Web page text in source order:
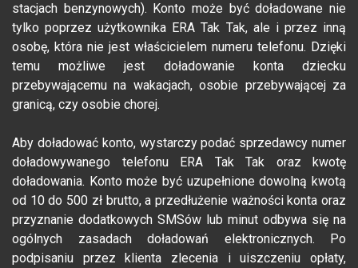
stacjach benzynowych). Konto może być doładowane nie
tylko poprzez użytkownika ERA Tak Tak, ale i przez inną
osobę, która nie jest właścicielem numeru telefonu. Dzięki
temu możliwe jest doładowanie konta dziecku
przebywającemu na wakacjach, osobie przebywającej za
granicą, czy osobie chorej.
Aby doładować konto, wystarczy podać sprzedawcy numer
doładowywanego telefonu ERA Tak Tak oraz kwotę
doładowania. Konto może być uzupełnione dowolną kwotą
od 10 do 500 zł brutto, a przedłużenie ważności konta oraz
przyznanie dodatkowych SMSów lub minut odbywa się na
ogólnych zasadach doładowań elektronicznych. Po
podpisaniu przez klienta zlecenia i uiszczeniu opłaty,